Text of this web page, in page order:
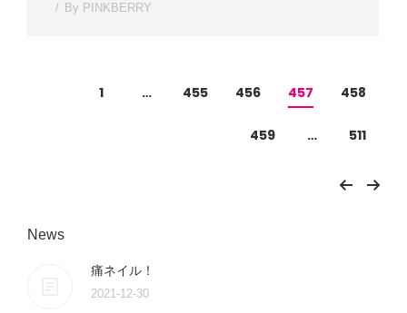
By PINKBERRY
1 … 455 456 457 458
459 … 511
News
痛ネイル！
2021-12-30